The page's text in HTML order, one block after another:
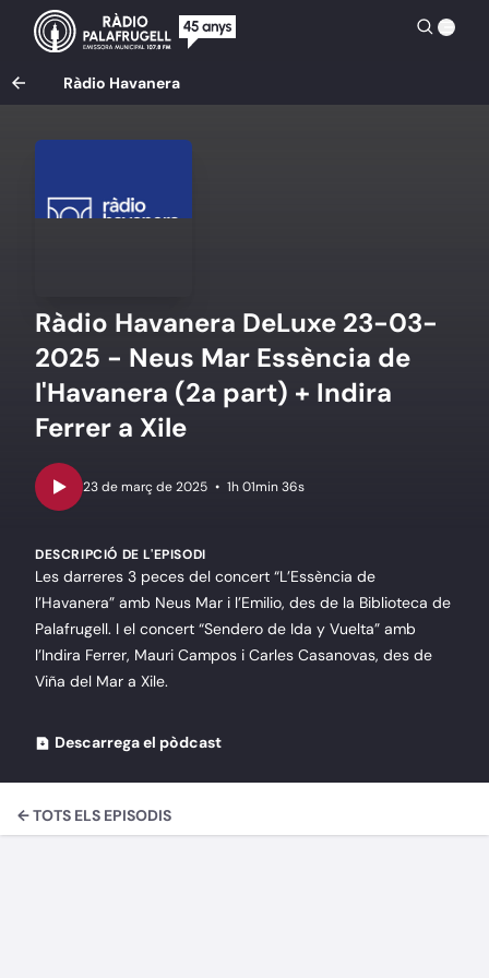
Ràdio Havanera
Ràdio Havanera DeLuxe 23-03-
2025 - Neus Mar Essència de
l'Havanera (2a part) + Indira
Ferrer a Xile
• 1h 01min 36s
DESCRIPCIÓ DE L'EPISODI
Les darreres 3 peces del concert “L’Essència de
l’Havanera” amb Neus Mar i l’Emilio, des de la Biblioteca de
Palafrugell. I el concert “Sendero de Ida y Vuelta” amb
l’Indira Ferrer, Mauri Campos i Carles Casanovas, des de
Viña del Mar a Xile.
Descarrega el pòdcast
← TOTS ELS EPISODIS